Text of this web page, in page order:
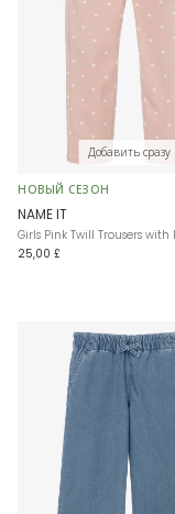
Добавить сразу
НОВЫЙ СЕЗОН
NAME IT
Girls Pink Twill Trousers
25,00 £